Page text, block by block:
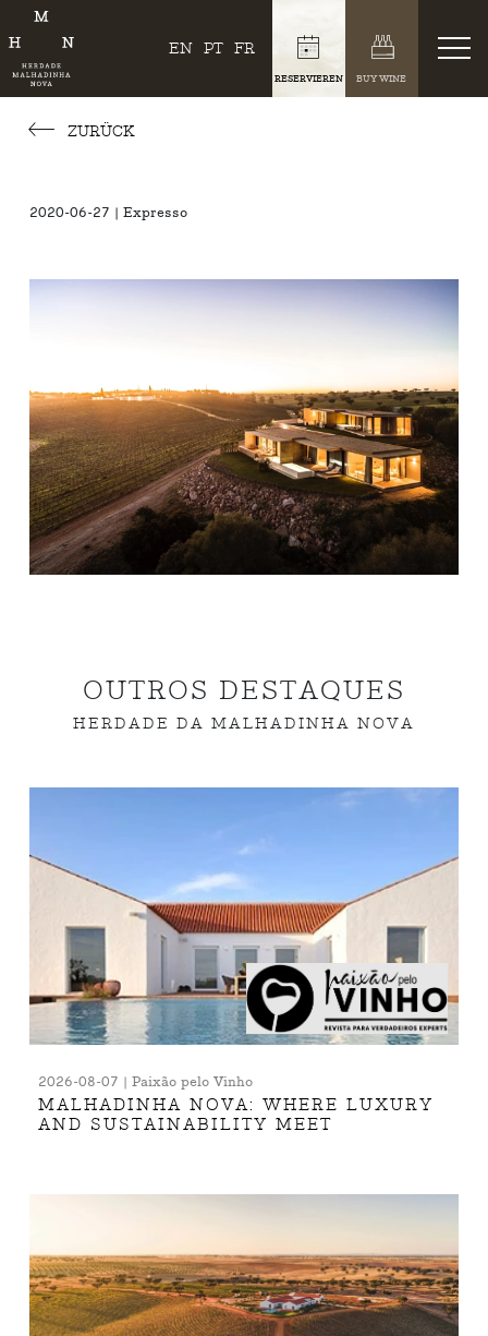
EN PT FR
RESERVIEREN BUY WINE
ZURÜCK
2020-06-27 | Expresso
OUTROS DESTAQUES
HERDADE DA MALHADINHA NOVA
2026-08-07 | Paixão pelo Vinho
MALHADINHA NOVA: WHERE LUXURY
AND SUSTAINABILITY MEET